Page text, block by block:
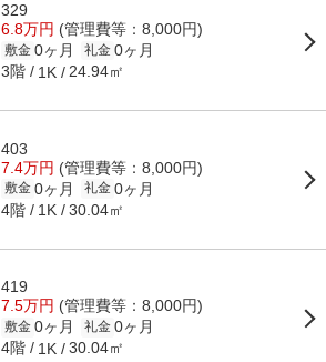
329
6.8万円 (管理費等：8,000円)
敷金 0ヶ月 礼金 0ヶ月
3階 1K 24.94㎡
403
7.4万円 (管理費等：8,000円)
敷金 0ヶ月 礼金 0ヶ月
4階 1K 30.04㎡
419
7.5万円 (管理費等：8,000円)
敷金 0ヶ月 礼金 0ヶ月
4階 1K 30.04㎡